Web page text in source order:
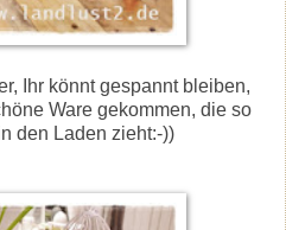
Ihr könnt gespannt bleiben,
Ware gekommen, die so
den Laden zieht:-))